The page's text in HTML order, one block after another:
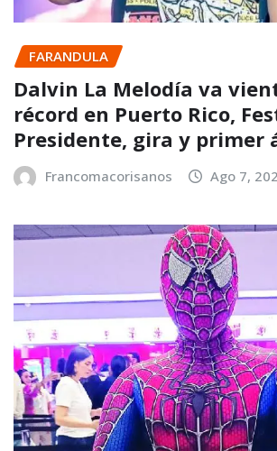
FARANDULA
Dalvin La Melodía va
récord en Puerto Rico,
Presidente, gira y primer
Francomacorisanos Ago 7,